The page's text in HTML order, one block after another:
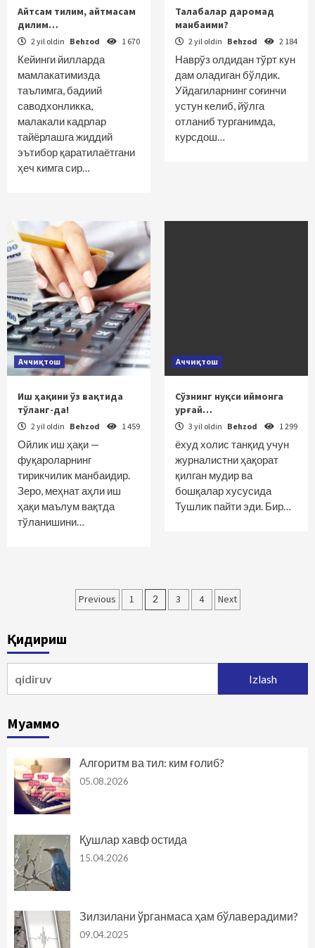
Айтсам тилим, айтмасам
дилим…
2 yil oldin Behzod 1 670
Кейинги йилларда
мамлакатимизда
таълимга, бадиий
саводхонликка,
малакали кадрлар
тайёрлашга жиддий
эътибор қаратилаётгани
ҳеч кимга сир…
Талабалар даромад
манбаими?
2 yil oldin Behzod 2 184
Наврўз олдидан тўрт кун
дам оладиган бўлдик.
Уйдагиларнинг соғинчи
устун келиб, йўлга
отланиб турганимда,
курсдош…
Аччиқтош
Иш ҳақини ўз вақтида
тўланг-да!
2 yil oldin Behzod 1 459
Ойлик иш ҳақи —
фуқароларнинг
тирикчилик манбаидир.
Зеро, меҳнат аҳли иш
ҳақи маълум вақтда
тўланишини…
Аччиқтош
Сўзнинг нуқси иймонга
урғай…
3 yil oldin Behzod 1 299
ёхуд холис танқид учун
журналистни ҳақорат
қилган мудир ва
бошқалар хусусида
Тушлик пайти эди. Бир…
Maqolalar
Previous 1 2 3 4 Next
Қидириш
Муаммо
Алгоритм ва тил: ким ғолиб?
05.08.2026
Қушлар хавф остида
15.04.2026
Зилзилани ўрганмаса ҳам бўлаверадими?
09.04.2025